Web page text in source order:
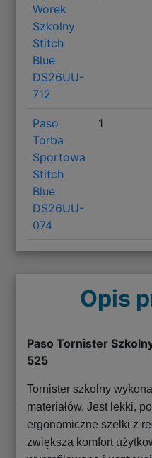
Worek
Szkolny
Stitch
Blue
DS26UU-
712
Paso
Torba
Sportowa
Stitch
Blue
DS26UU-
074
1
Opis
Paso Tornister
525
Tornister szkolny
materiałów. Jest lekki,
ergonomiczne szelki z
zwiększa komfort